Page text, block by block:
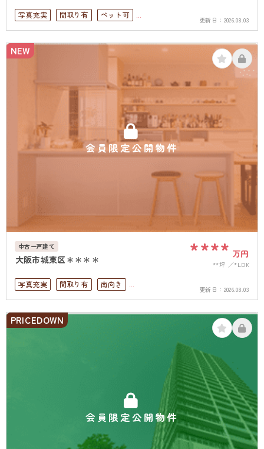
写真充実 間取り有
ペット可
上下水道完備
更新日： 2026.08.03
会員限定公開物件
NEW
中古一戸建て
大阪市城東区＊＊＊＊ **** 万円
**坪 *LDK
写真充実 間取り有
南向き
駅徒歩10分以内
ペット可
駐車場１台無料
南面バルコニー
更新日： 2026.08.03
会員限定公開物件
PRICEDOWN